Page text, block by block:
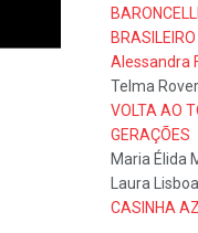
Alessandra
Telma Rover
VOLTA AO
GERAÇÕES
Maria Élida
Laura
CASINHA